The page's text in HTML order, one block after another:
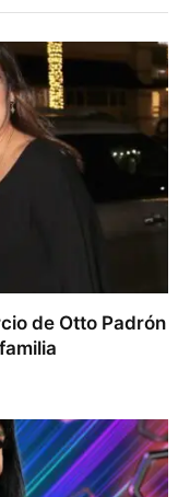
de Otto Padrón